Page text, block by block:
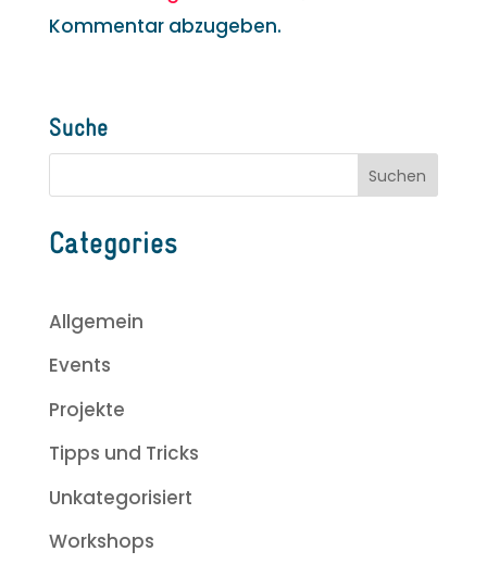
Kommentar abzugeben.
Suche
Categories
Allgemein
Events
Projekte
Tipps und Tricks
Unkategorisiert
Workshops